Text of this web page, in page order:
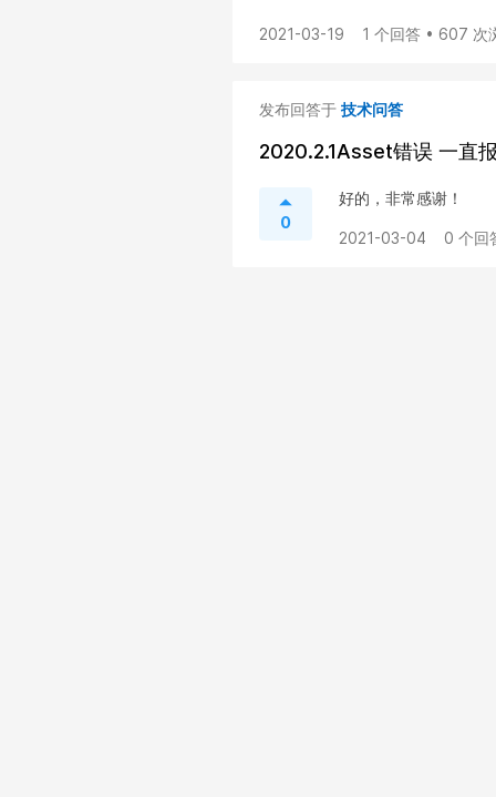
2021-03-19 1 个回答 • 607 次
发布回答于 技术问答
2020.2.1Asset错误 一直
0
好的，非常感谢！
2021-03-04 0 个回